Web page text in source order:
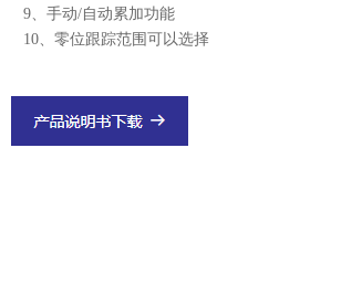
9、手动/自动累加功能
10、零位跟踪范围可以选择